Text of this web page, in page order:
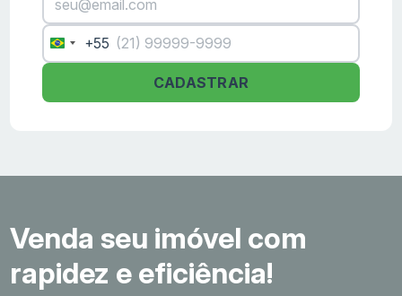
Brazil
+55
+55
CADASTRAR
Venda seu imóvel com
rapidez e eficiência!